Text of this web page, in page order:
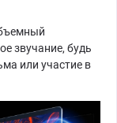
звучание, будь
или участие в